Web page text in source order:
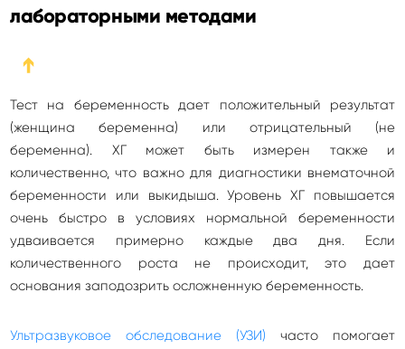
лабораторными методами
➔
Тест на беременность дает положительный результат
(женщина беременна) или отрицательный (не
беременна). ХГ может быть измерен также и
количественно, что важно для диагностики внематочной
беременности или выкидыша. Уровень ХГ повышается
очень быстро в условиях нормальной беременности
удваивается примерно каждые два дня. Если
количественного роста не происходит, это дает
основания заподозрить осложненную беременность.
Ультразвуковое обследование (УЗИ) часто помогает